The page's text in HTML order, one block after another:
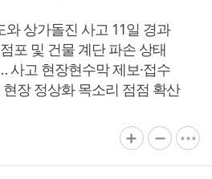
와 상가돌진 사고 11일 경과
포 및 건물 계단 파손 상태
사고 현장현수막 제보·접수
장 정상화 목소리 점점 확산